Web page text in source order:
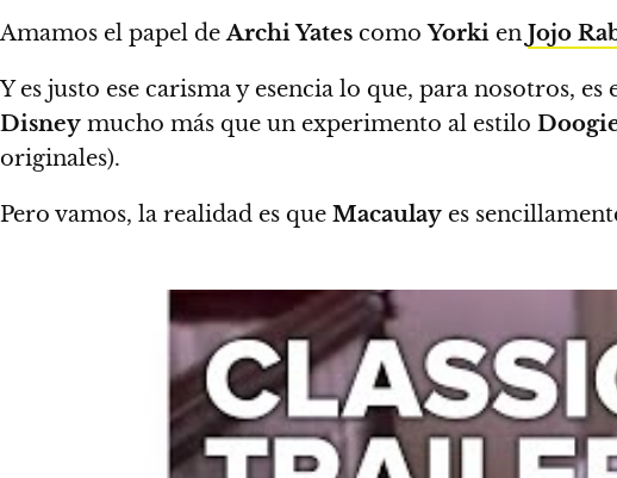
Amamos el papel deArchi Yates comoYorki en Jojo
Y es justo ese carisma y esencia lo que, para nosotros,
Disney mucho más que un experimento al estilo
originales).
Pero vamos, la realidad es que Macaulay es